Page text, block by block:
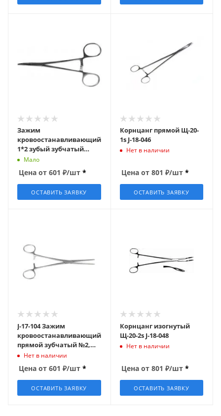
Зажим
кровоостанавливающий
1*2 зубый зубчатый
изогн № 2 160 мм J-17-126
Мало
Цена от 601 ₽/шт *
ОСТАВИТЬ ЗАЯВКУ
Корнцанг прямой Щ-20-
1s J-18-046
Нет в наличии
Цена от 801 ₽/шт *
ОСТАВИТЬ ЗАЯВКУ
J-17-104 Зажим
кровоостанавливающий
прямой зубчатый №2,
L=200 мм (Бильрота,
Нет в наличии
Цена от 601 ₽/шт *
ОСТАВИТЬ ЗАЯВКУ
Корнцанг изогнутый
Щ-20-2s J-18-048
Нет в наличии
Цена от 801 ₽/шт *
ОСТАВИТЬ ЗАЯВКУ